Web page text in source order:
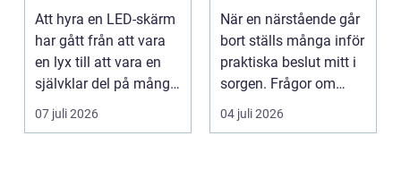
upplevelser på
event
Att hyra en LED-skärm
har gått från att vara
en lyx till att vara en
självklar del på många
event, m...
07 juli 2026
svår tid
När en närstående går
bort ställs många inför
praktiska beslut mitt i
sorgen. Frågor om
ceremoni, ju...
04 juli 2026